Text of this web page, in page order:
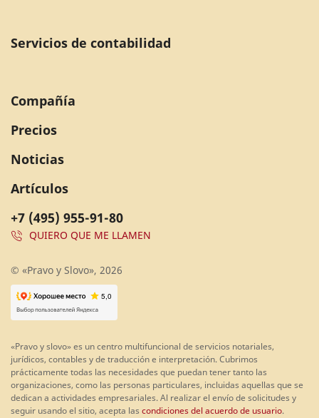
Servicios de contabilidad
+7 (495) 955-91-80
QUIERO QUE ME LLAMEN
Compañía
Precios
Noticias
Artículos
© «Pravo y Slovo», 2026
«Pravo y slovo» es un centro multifuncional de servicios notariales,
jurídicos, contables y de traducción e interpretación. Cubrimos
prácticamente todas las necesidades que puedan tener tanto las
organizaciones, como las personas particulares, incluidas aquellas que se
dedican a actividades empresariales. Al realizar el envío de solicitudes y
seguir usando el sitio, acepta las condiciones del acuerdo de usuario.